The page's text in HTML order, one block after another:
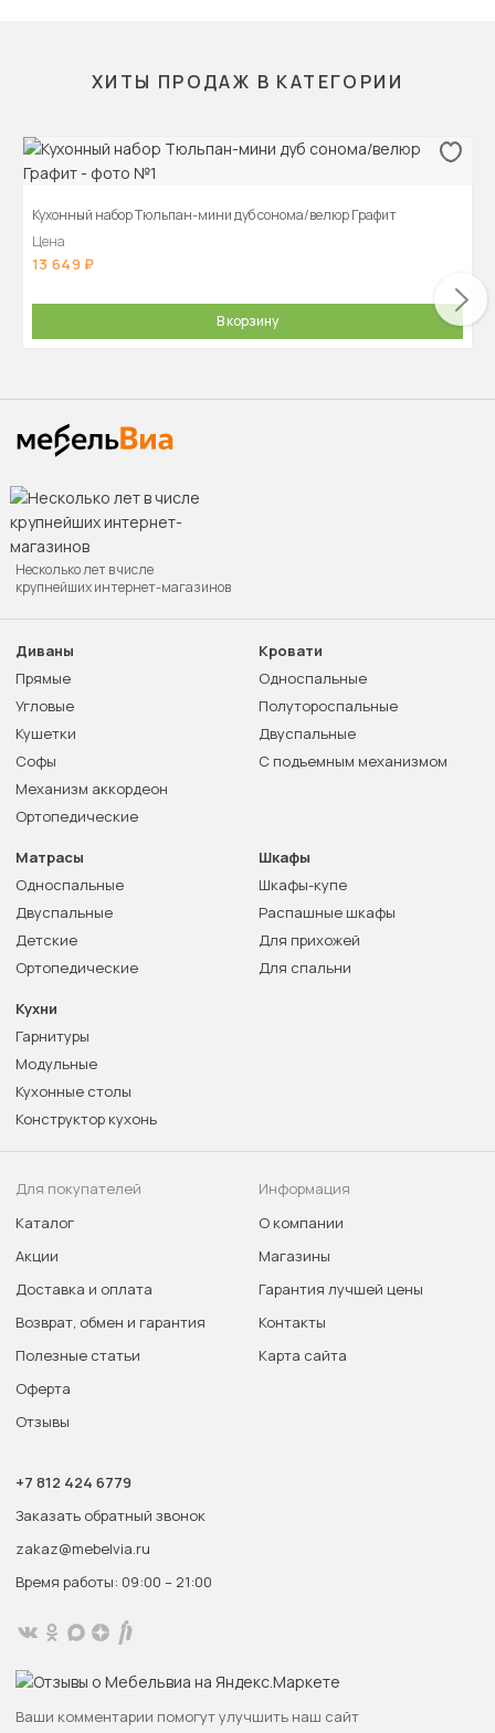
ХИТЫ ПРОДАЖ В КАТЕГОРИИ
Кухонный набор Тюльпан-мини дуб сонома/велюр Графит
Цена
13 649
В корзину
Несколько лет в числе
крупнейших интернет-магазинов
Диваны
Прямые
Угловые
Кушетки
Софы
Механизм аккордеон
Ортопедические
Кровати
Односпальные
Полутороспальные
Двуспальные
С подъемным механизмом
Матрасы
Односпальные
Двуспальные
Детские
Ортопедические
Шкафы
Шкафы-купе
Распашные шкафы
Для прихожей
Для спальни
Кухни
Гарнитуры
Модульные
Кухонные столы
Конструктор кухонь
Для покупателей
Каталог
Акции
Доставка и оплата
Возврат, обмен и гарантия
Полезные статьи
Оферта
Отзывы
Информация
О компании
Магазины
Гарантия лучшей цены
Контакты
Карта сайта
+7 812 424 6779
Заказать обратный звонок
zakaz@mebelvia.ru
Время работы: 09:00 – 21:00
Ваши комментарии помогут улучшить наш сайт